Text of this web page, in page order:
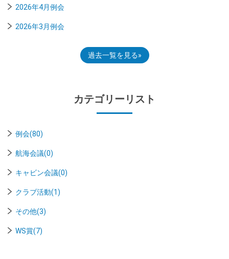
2026年4月例会
2026年3月例会
過去一覧を見る
カテゴリーリスト
例会(80)
航海会議(0)
キャビン会議(0)
クラブ活動(1)
その他(3)
WS賞(7)